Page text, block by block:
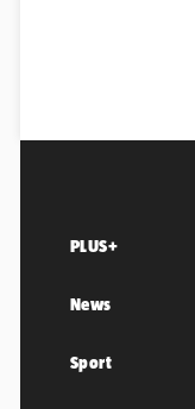
PLUS+
News
Sport